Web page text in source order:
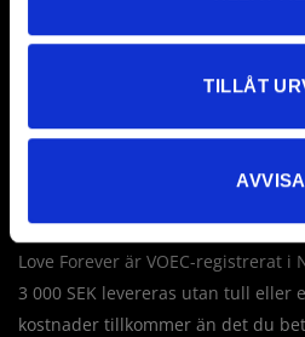
TILLÅT
AVVISA
18440 Åkersberga
E-post:info@loveforever.se
Love Forever är VOEC-registrerat
3 000 SEK levereras utan tull eller
kostnader tillkommer än det du